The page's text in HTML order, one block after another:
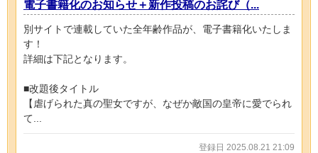
電子書籍化のお知らせ＋新作投稿のお詫び（...
別サイトで連載していた全年齢作品が、電子書籍化いたしま
す！
詳細は下記となります。
■改題後タイトル
【虐げられた真の聖女ですが、なぜか敵国の皇帝に愛でられ
て...
登録日 2025.08.21 21:09